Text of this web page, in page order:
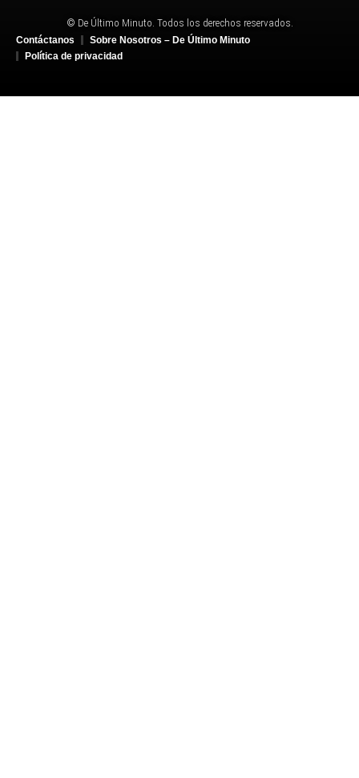
© De Último Minuto. Todos los derechos reservados.
Contáctanos
Sobre Nosotros – De Último Minuto
Política de privacidad